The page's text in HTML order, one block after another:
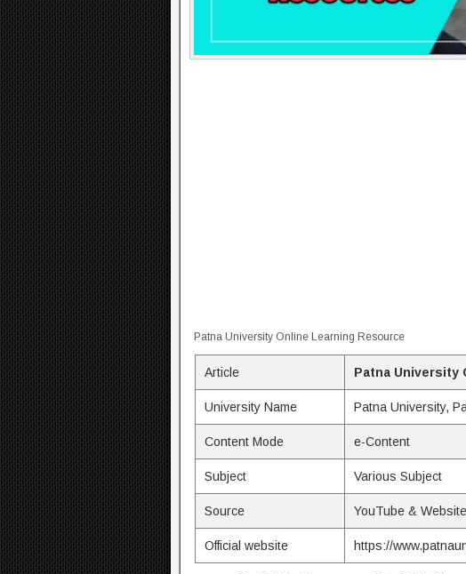
Patna University Online Learning Resource
Article Patna University
University Name Patna University,
Content Mode e-Content
Subject Various Subject
Source YouTube & Website
Official website https://